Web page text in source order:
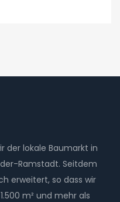
der lokale Baumarkt in
Ramstadt. Seitdem
erweitert, so dass wir
m² und mehr als